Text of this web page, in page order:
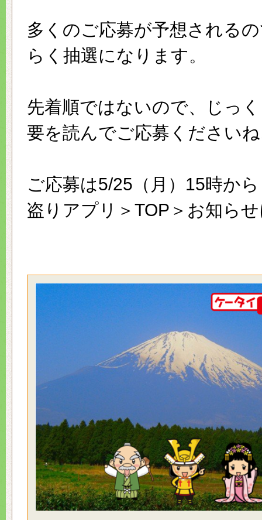
多くのご応募が予想される
らく抽選になります。
先着順ではないので、じっ
要を読んでご応募ください
ご応募は5/25（月）15時か
盗りアプリ＞TOP＞お知ら